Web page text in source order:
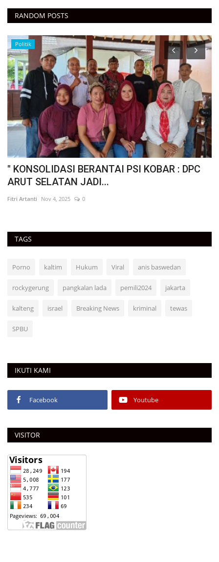
RANDOM POSTS
Politik
" KONSOLIDASI BERANTAI PSI KOBAR : DPC
ARUT SELATAN JADI...
Fitri Artanti Nov 4, 2025 0
TAGS
Porno kaltim Hukum Viral anis baswedan
rockygerung pangkalan lada pemili2024 jakarta
kalteng israel Breaking News kriminal tewas
SPBU
IKUTI KAMI
Facebook Youtube
VISITOR